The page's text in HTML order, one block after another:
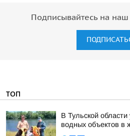
Подписывайтесь на
ТОП
В Тульской
водных объектов в